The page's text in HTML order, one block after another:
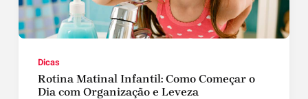
Dicas
Rotina Matinal Infantil: Como Começar o
Dia com Organização e Leveza